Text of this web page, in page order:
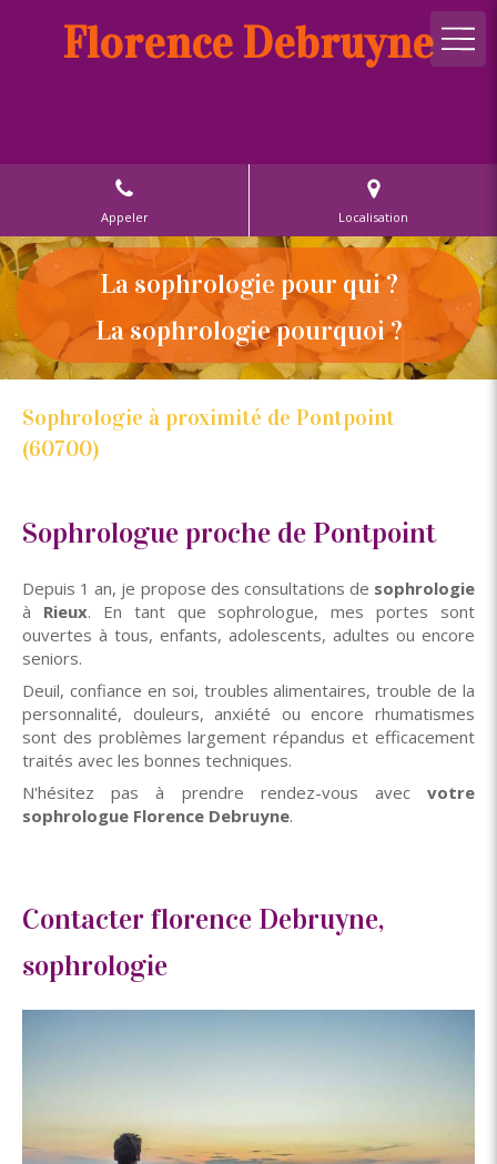
Florence Debruyne
Appeler Localisation
La sophrologie pour qui ?
La sophrologie pourquoi ?
Sophrologie à proximité de Pontpoint
(60700)
Sophrologue proche de Pontpoint
Depuis 1 an, je propose des consultations de sophrologie
à Rieux. En tant que sophrologue, mes portes sont
ouvertes à tous, enfants, adolescents, adultes ou encore
seniors.
Deuil, confiance en soi, troubles alimentaires, trouble de la
personnalité, douleurs, anxiété ou encore rhumatismes
sont des problèmes largement répandus et efficacement
traités avec les bonnes techniques.
N'hésitez pas à prendre rendez-vous avec votre
sophrologue Florence Debruyne.
Contacter florence Debruyne,
sophrologie